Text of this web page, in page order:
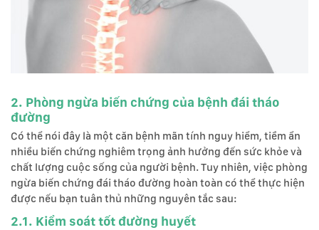
2. Phòng ngừa biến chứng của bệnh đái tháo
đường
Có thể nói đây là một căn bệnh mãn tính nguy hiểm, tiềm ẩn
nhiều biến chứng nghiêm trọng ảnh hưởng đến sức khỏe và
chất lượng cuộc sống của người bệnh. Tuy nhiên, việc phòng
ngừa biến chứng đái tháo đường hoàn toàn có thể thực hiện
được nếu bạn tuân thủ những nguyên tắc sau:
2.1. Kiểm soát tốt đường huyết